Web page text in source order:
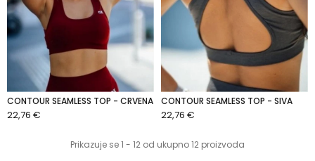
CONTOUR SEAMLESS TOP - CRVENA
22,76 €
CONTOUR SEAMLESS TOP - SIVA
22,76 €
Prikazuje se 1 - 12 od ukupno 12 proizvoda